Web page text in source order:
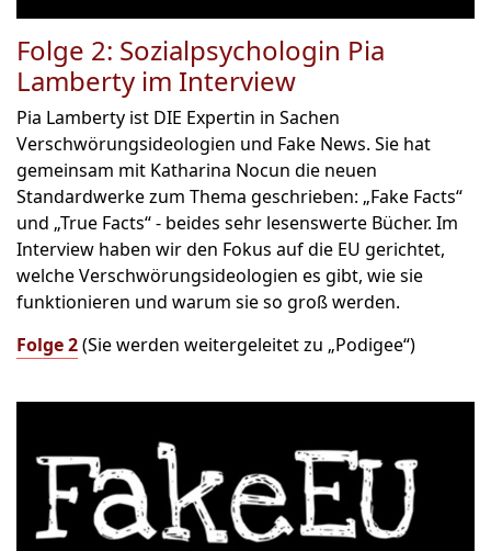
Folge 2: Sozialpsychologin Pia
Lamberty im Interview
Pia Lamberty ist DIE Expertin in Sachen
Verschwörungsideologien und Fake News. Sie hat
gemeinsam mit Katharina Nocun die neuen
Standardwerke zum Thema geschrieben: „Fake Facts“
und „True Facts“ - beides sehr lesenswerte Bücher. Im
Interview haben wir den Fokus auf die EU gerichtet,
welche Verschwörungsideologien es gibt, wie sie
funktionieren und warum sie so groß werden.
Folge 2(Sie werden weitergeleitet zu „Podigee“)